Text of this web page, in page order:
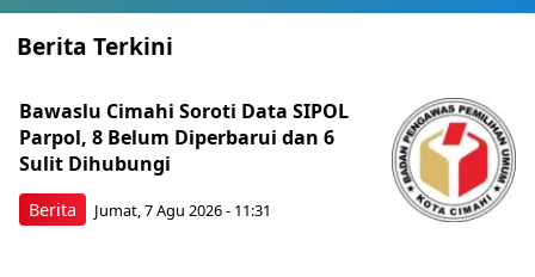
Berita Terkini
Berita
Bawaslu Cimahi Soroti Data SIPOL
Parpol, 8 Belum Diperbarui dan 6
Sulit Dihubungi
Jumat, 7 Agu 2026 - 11:31